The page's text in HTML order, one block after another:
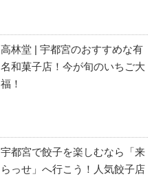
高林堂 | 宇都宮のおすすめな有
名和菓子店！今が旬のいちご大
福！
宇都宮で餃子を楽しむなら「来
らっせ」へ行こう！人気餃子店